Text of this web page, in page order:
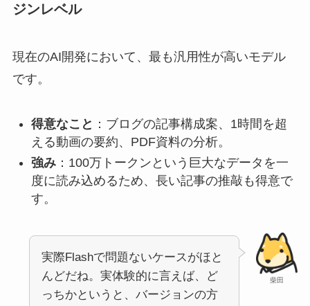
ジンレベル
現在のAI開発において、最も汎用性が高いモデル
です。
得意なこと ：ブログの記事構成案、1時間を超
える動画の要約、PDF資料の分析。
強み：100万トークンという巨大なデータを一
度に読み込めるため、長い記事の推敲も得意で
す。
柴田
実際Flashで問題ないケースがほと
んどだね。実体験的に言えば、ど
っちかというと、バージョンの方